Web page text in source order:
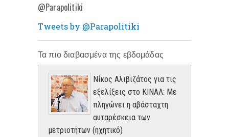
@Parapolitiki
Tweets by @Parapolitiki
Τα πιο διαβασμένα της εβδομάδας
Νίκος Αλιβιζάτος για τις
εξελίξεις στο ΚΙΝΑΛ: Με
πληγώνει η αβάσταχτη
αυταρέσκεια των
μετριοτήτων (ηχητικό)